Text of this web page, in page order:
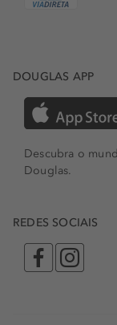
DOUGLAS APP
Descubra o
Douglas.
REDES SOCIAIS